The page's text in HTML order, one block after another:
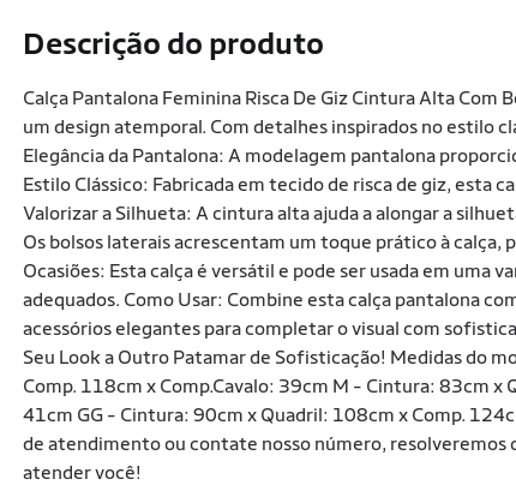
Descrição do produto
Calça Pantalona Feminina Risca De Giz Cintura Alta
um design atemporal. Com detalhes inspirados no estilo
Elegância da Pantalona: A modelagem pantalona
Estilo Clássico: Fabricada em tecido de risca de giz,
Valorizar a Silhueta: A cintura alta ajuda a alongar a
Os bolsos laterais acrescentam um toque prático à
Ocasiões: Esta calça é versátil e pode ser usada em uma
adequados. Como Usar: Combine esta calça pantalona
acessórios elegantes para completar o visual com
Seu Look a Outro Patamar de Sofisticação! Medidas do
Comp. 118cm x Comp.Cavalo: 39cm M - Cintura: 83cm
41cm GG - Cintura: 90cm x Quadril: 108cm x Comp.
de atendimento ou contate nosso número, resolveremos
atender você!